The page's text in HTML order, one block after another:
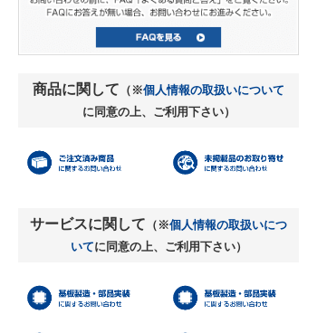
商品に関して （※個人情報の取扱いについて
に同意の上、ご利用下さい）
サービスに関して （※個人情報の取扱いにつ
いてに同意の上、ご利用下さい）